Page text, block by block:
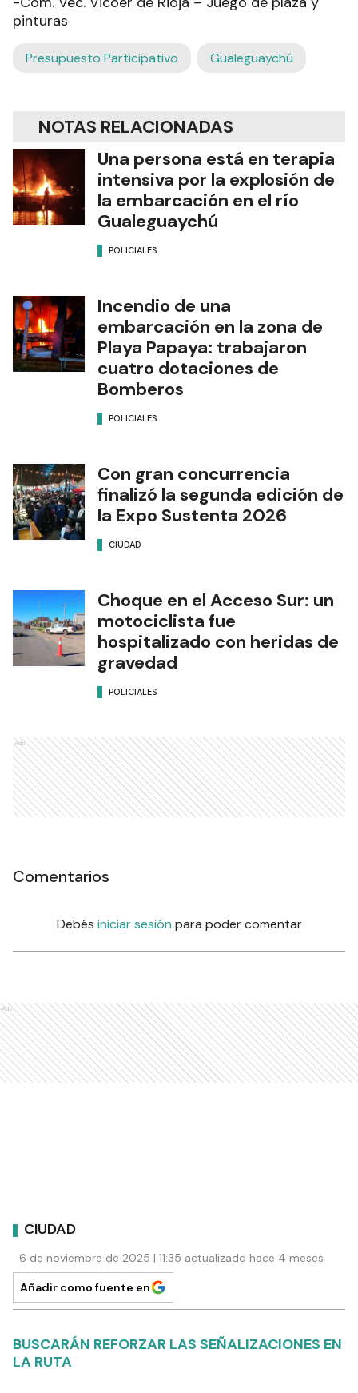
pinturas
Presupuesto Participativo Gualeguaychú
NOTAS RELACIONADAS
Una persona está en terapia
intensiva por la explosión de
la embarcación en el río
Gualeguaychú
POLICIALES
Incendio de una
embarcación en la zona de
Playa Papaya: trabajaron
cuatro dotaciones de
Bomberos
POLICIALES
Con gran concurrencia
finalizó la segunda edición de
la Expo Sustenta 2026
CIUDAD
Choque en el Acceso Sur: un
motociclista fue
hospitalizado con heridas de
gravedad
POLICIALES
Ads
Comentarios
Debés iniciar sesión para poder comentar
Ads
CIUDAD
6 de noviembre de 2025 | 11:35 actualizado hace 4 meses
Añadir como fuente en
BUSCARÁN REFORZAR LAS SEÑALIZACIONES EN
LA RUTA